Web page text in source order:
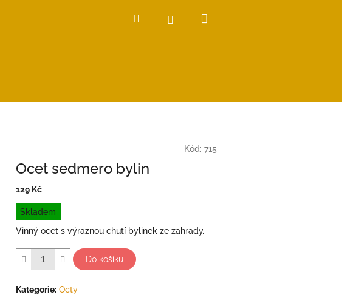
HledatPřihlášení
Kód: 715
Ocet sedmero bylin
129 Kč
Měrná
cena:
Skladem
Vinný ocet s výraznou chutí bylinek ze zahrady.
Do košíku
Kategorie: Octy